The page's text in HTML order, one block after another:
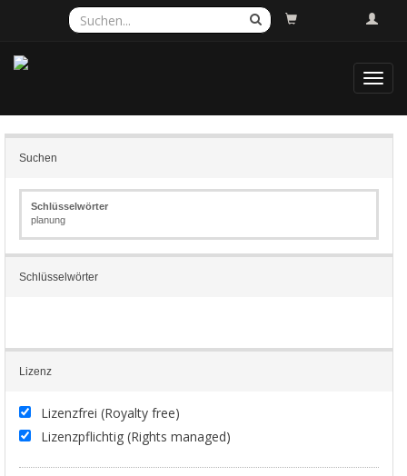
Suchen
Schlüsselwörter
planung
Schlüsselwörter
Lizenz
Lizenzfrei (Royalty free)
Lizenzpflichtig (Rights managed)